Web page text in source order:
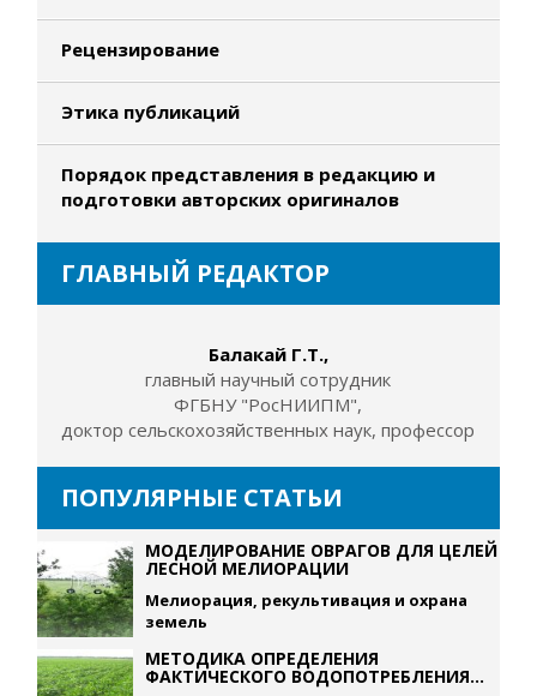
Рецензирование
Этика публикаций
Порядок представления в редакцию и
подготовки авторских оригиналов
ГЛАВНЫЙ РЕДАКТОР
Балакай Г.Т.,
главный научный сотрудник
ФГБНУ "РосНИИПМ",
доктор сельскохозяйственных наук, профессор
ПОПУЛЯРНЫЕ СТАТЬИ
МОДЕЛИРОВАНИЕ ОВРАГОВ ДЛЯ ЦЕЛЕЙ
ЛЕСНОЙ МЕЛИОРАЦИИ
Мелиорация, рекультивация и охрана
земель
МЕТОДИКА ОПРЕДЕЛЕНИЯ
ФАКТИЧЕСКОГО ВОДОПОТРЕБЛЕНИЯ...